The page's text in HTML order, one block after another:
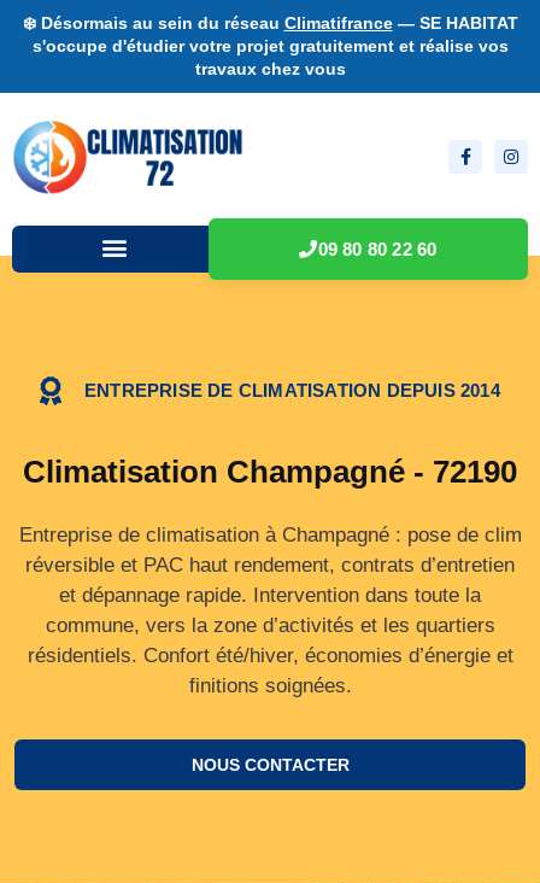
❄️ Désormais au sein du réseau Climatifrance— SE HABITAT
s'occupe d'étudier votre projet gratuitement et réalise vos
travaux chez vous
09 80 80 22 60
ENTREPRISE DE CLIMATISATION DEPUIS 2014
Climatisation Champagné - 72190
Entreprise de climatisation à Champagné : pose de clim
réversible et PAC haut rendement, contrats d’entretien
et dépannage rapide. Intervention dans toute la
commune, vers la zone d’activités et les quartiers
résidentiels. Confort été/hiver, économies d’énergie et
finitions soignées.
NOUS CONTACTER